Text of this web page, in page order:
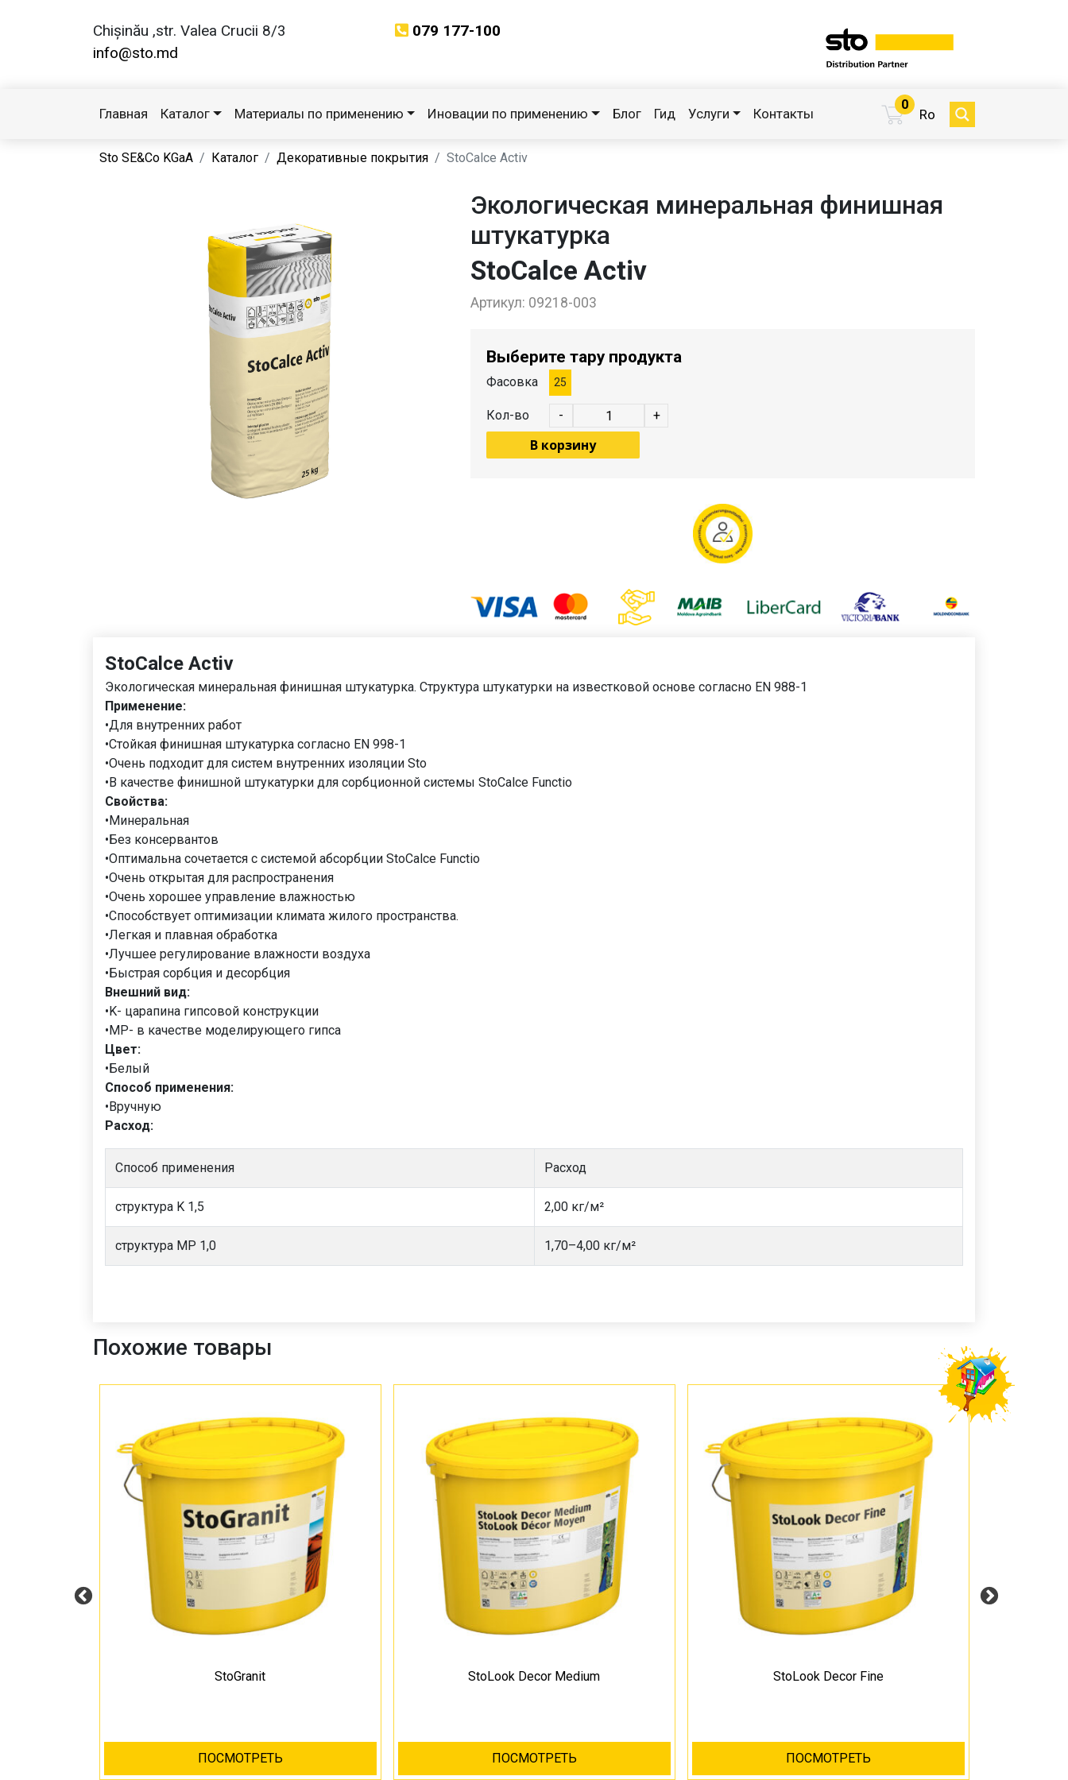
Chișinău ,str. Valea Crucii 8/3
info@sto.md
079 177-100
Главная Каталог Материалы по применению Иновации по применению Блог Гид Услуги Контакты
0
Ro
Sto SE&Co KGaA Каталог Декоративные покрытия StoCalce Activ
Экологическая минеральная финишная
штукатурка
StoCalce Activ
Артикул: 09218-003
Выберите тару продукта
Фасовка 25
Кол-во - +
В корзину
StoCalce Activ
Экологическая минеральная финишная штукатурка. Структура штукатурки на известковой основе согласно EN 988-1
Применение:
•Для внутренних работ
•Стойкая финишная штукатурка согласно EN 998-1
•Очень подходит для систем внутренних изоляции Sto
•В качестве финишной штукатурки для сорбционной системы StoCalce Functio
Свойства:
•Минеральная
•Без консервантов
•Оптимальна сочетается с системой абсорбции StoCalce Functio
•Очень открытая для распространения
•Очень хорошее управление влажностью
•Способствует оптимизации климата жилого пространства.
•Легкая и плавная обработка
•Лучшее регулирование влажности воздуха
•Быстрая сорбция и десорбция
Внешний вид:
•K- царапина гипсовой конструкции
•MP- в качестве моделирующего гипса
Цвет:
•Белый
Cпособ применения:
•Вручную
Расход:
Способ применения Расход
структура K 1,5 2,00 кг/м²
структура MP 1,0 1,70–4,00 кг/м²
Похожие товары
StoGranit
ПОСМОТРЕТЬ
StoLook Decor Medium
ПОСМОТРЕТЬ
StoLook Decor Fine
ПОСМОТРЕТЬ